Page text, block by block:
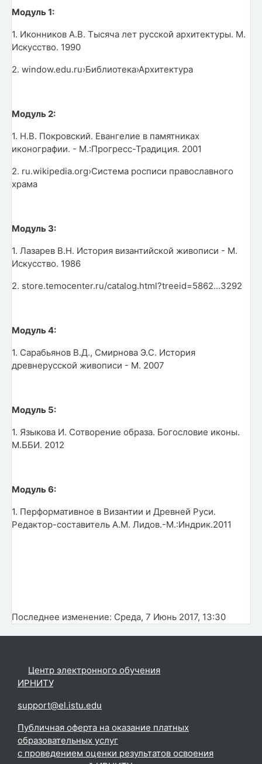
Модуль 1:
1. Иконников А.В. Тысяча лет русской архитектуры. М.
Искусство. 1990
2. window.edu.ru›Библиотека›Архитектура
Модуль 2:
1. Н.В. Покровский. Евангелие в памятниках
иконографии. - М.:Прогресс-Традиция. 2001
2. ru.wikipedia.org›Система росписи православного
храма
Модуль 3:
1. Лазарев В.Н. История византийской живописи - М.
Искусство. 1986
2. store.temocenter.ru/catalog.html?treeid=5862...3292
Модуль 4:
1. Сарабьянов В.Д., Смирнова Э.С. История
древнерусской живописи - М. 2007
Модуль 5:
1. Языкова И. Сотворение образа. Богословие иконы.
М.ББИ. 2012
Модуль 6:
1. Перформативное в Византии и Древней Руси.
Редактор-составитель А.М. Лидов.-М.:Индрик.2011
Последнее изменение: Среда, 7 Июнь 2017, 13:30
Центр электронного обучения
ИРНИТУ.
support@el.istu.edu
Публичная оферта на оказание платных
образовательных услуг
с проведением оценки результатов освоения